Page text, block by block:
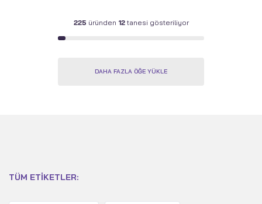
225 üründen 12tanesi gösteriliyor
DAHA FAZLA ÖĞE YÜKLE
TÜM ETIKETLER: